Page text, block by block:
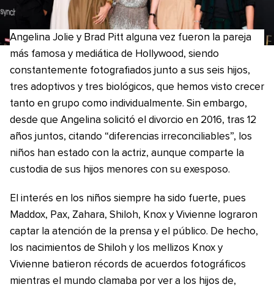
Angelina Jolie y Brad Pitt alguna vez fueron la pareja
más famosa y mediática de Hollywood, siendo
constantemente fotografiados junto a sus seis hijos,
tres adoptivos y tres biológicos, que hemos visto crecer
tanto en grupo como individualmente. Sin embargo,
desde que Angelina solicitó el divorcio en 2016, tras 12
años juntos, citando “diferencias irreconciliables”, los
niños han estado con la actriz, aunque comparte la
custodia de sus hijos menores con su exesposo.
El interés en los niños siempre ha sido fuerte, pues
Maddox, Pax, Zahara, Shiloh, Knox y Vivienne lograron
captar la atención de la prensa y el público. De hecho,
los nacimientos de Shiloh y los mellizos Knox y
Vivienne batieron récords de acuerdos fotográficos
mientras el mundo clamaba por ver a los hijos de,